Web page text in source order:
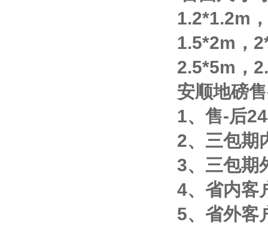
1.2*1.2m ，
1.5*2m ，
2.5*5m ，
安顺地磅售
1、售-后24
2、三包期
3、三包期
4、省内客
5、省外客